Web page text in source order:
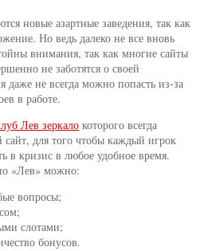
новые азартные заведения, так как
Но ведь далеко не все вновь
внимания, так как многие сайты
не заботятся о своей
даже не всегда можно попасть из-за
в работе.
Лев зеркало которого всегда
для того чтобы каждый игрок
в кризис в любое удобное время.
«Лев» можно:
вопросы;
слотами;
бонусов.